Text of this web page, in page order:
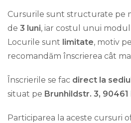
Cursurile sunt structurate pe
de 3 luni, iar costul unui
Locurile sunt limitate, motiv
recomandăm înscrierea cât
Înscrierile se fac direct la
situat pe Brunhildstr. 3,
Participarea la aceste cursuri